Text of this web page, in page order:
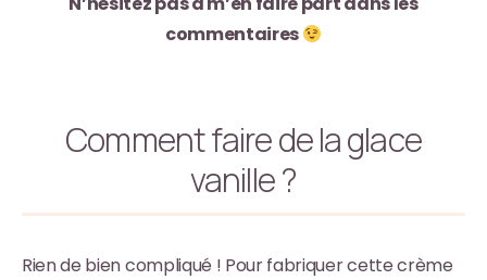
commentaires
Comment faire de la glace
vanille ?
Rien de bien compliqué ! Pour fabriquer cette crème